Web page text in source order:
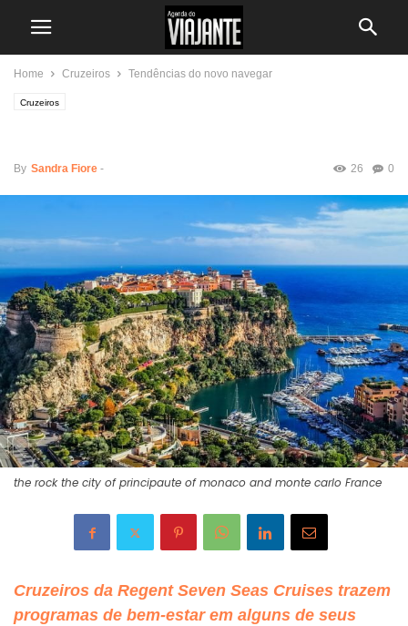
Home Cruzeiros Tendências do novo navegar
Cruzeiros
By Sandra Fiore - 0
26
the rock the city of principaute of monaco and monte carlo France
Cruzeiros da Regent Seven Seas Cruises trazem
programas de bem-estar em alguns de seus